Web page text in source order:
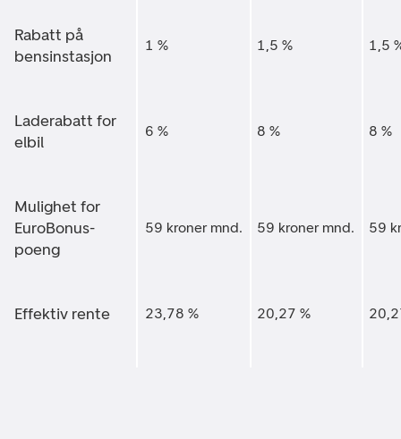
Rabatt på
bensinstasjon
1 % 1,5 % 1,5
Laderabatt for
elbil
6 % 8 % 8 %
Mulighet for
EuroBonus-
poeng
59 kroner mnd. 59 kroner mnd. 59
Effektiv rente 23,78 % 20,27 %